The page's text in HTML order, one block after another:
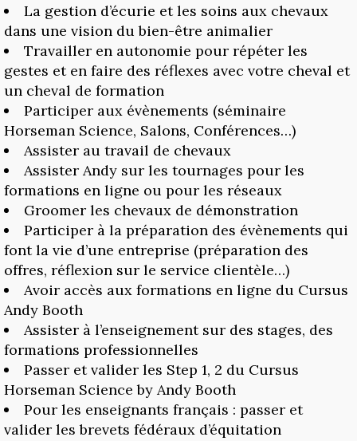
La gestion d’écurie et les soins aux chevaux
dans une vision du bien-être animalier
Travailler en autonomie pour répéter les
gestes et en faire des réflexes avec votre cheval et
un cheval de formation
Participer aux évènements (séminaire
Horseman Science, Salons, Conférences…)
Assister au travail de chevaux
Assister Andy sur les tournages pour les
formations en ligne ou pour les réseaux
Groomer les chevaux de démonstration
Participer à la préparation des évènements qui
font la vie d’une entreprise (préparation des
offres, réflexion sur le service clientèle…)
Avoir accès aux formations en ligne du Cursus
Andy Booth
Assister à l’enseignement sur des stages, des
formations professionnelles
Passer et valider les Step 1, 2 du Cursus
Horseman Science by Andy Booth
Pour les enseignants français : passer et
valider les brevets fédéraux d’équitation